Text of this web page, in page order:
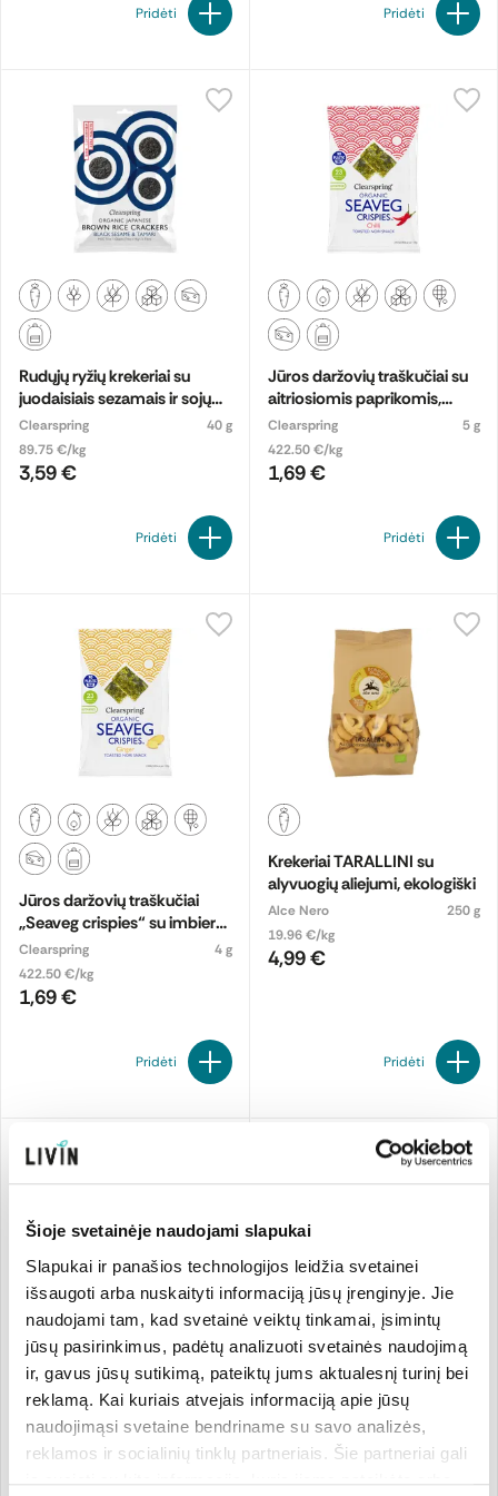
Šioje svetainėje naudojami slapukai
Slapukai ir panašios technologijos leidžia svetainei
išsaugoti arba nuskaityti informaciją jūsų įrenginyje. Jie
naudojami tam, kad svetainė veiktų tinkamai, įsimintų
jūsų pasirinkimus, padėtų analizuoti svetainės naudojimą
ir, gavus jūsų sutikimą, pateiktų jums aktualesnį turinį bei
reklamą. Kai kuriais atvejais informaciją apie jūsų
naudojimąsi svetaine bendriname su savo analizės,
reklamos ir socialinių tinklų partneriais. Šie partneriai gali
Pridėti Pridėti
Rudųjų ryžių krekeriai su
juodaisiais sezamais ir sojų
padažu „Tamari“, ekologiški
Clearspring
40 g
89.75 €/kg
3,59 €
Pridėti
Jūros daržovių traškučiai su
aitriosiomis paprikomis,
ekologiški
Clearspring
5 g
422.50 €/kg
1,69 €
Pridėti
Jūros daržovių traškučiai
„Seaveg crispies“ su imbieru,
ekologiški
Clearspring
4 g
422.50 €/kg
1,69 €
Pridėti
Krekeriai TARALLINI su
alyvuogių aliejumi, ekologiški
Alce Nero
250 g
19.96 €/kg
4,99 €
Pridėti
Krekeriai TARALLINI su
pankolių sėklomis ir
alyvuogių aliejumi, ekologiški
Alce Nero
250 g
21.16 €/kg
Traškūs krekeriai su
alyvuogių aliejumi, ekologiški
Bio Today
19.56 €/kg